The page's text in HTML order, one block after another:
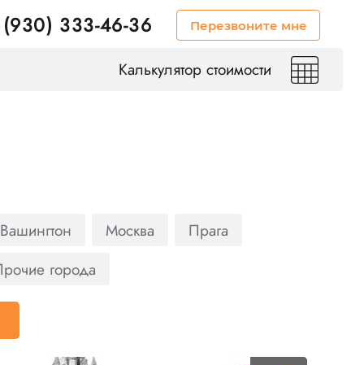
333-46-36 Перезвоните мне
Калькулятор стоимости
Вашингтон Москва
Прага
города